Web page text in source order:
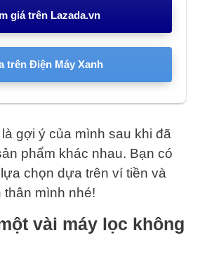
giá trên Lazada.vn
trên Điện Máy Xanh
gợi ý của mình sau khi đã
phẩm khác nhau. Bạn có
chọn dựa trên ví tiền và
thân mình nhé!
vài máy lọc không